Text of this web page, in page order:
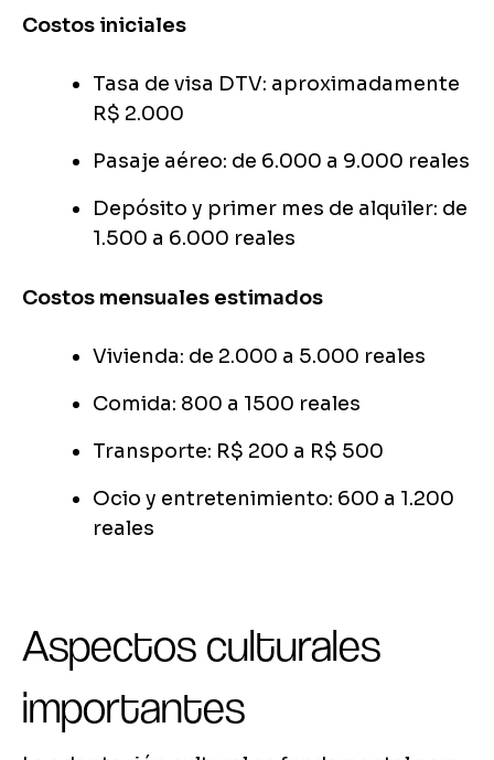
Costos iniciales
Tasa de visa DTV: aproximadamente
R$ 2.000
Pasaje aéreo: de 6.000 a 9.000 reales
Depósito y primer mes de alquiler: de
1.500 a 6.000 reales
Costos mensuales estimados
Vivienda: de 2.000 a 5.000 reales
Comida: 800 a 1500 reales
Transporte: R$ 200 a R$ 500
Ocio y entretenimiento: 600 a 1.200
reales
Aspectos culturales
importantes